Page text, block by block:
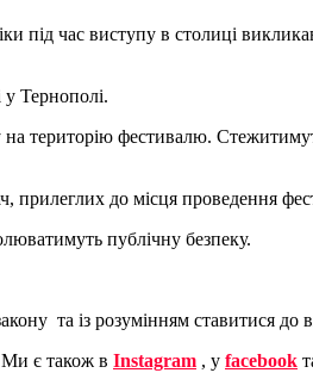
час виступу в столиці
Тернополі.
на територію фестивалю.
прилеглих до місця проведення
публічну безпеку.
та із розумінням ставитися до
Ми є також в Instagram , у facebook